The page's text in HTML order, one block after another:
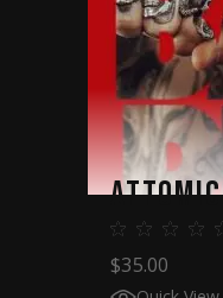
ATTOMIC
$35.00